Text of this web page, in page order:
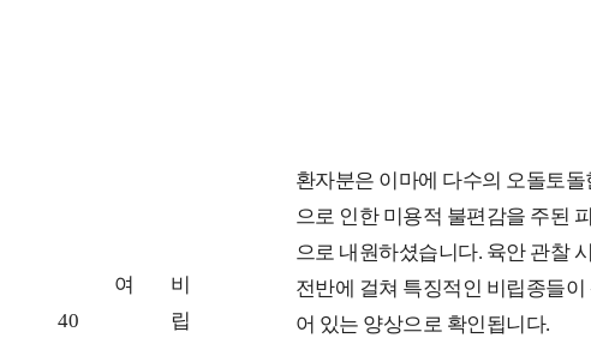
40
여
비
립
환자분은 이마에 다수의 오돌토돌
으로 인한 미용적 불편감을 주된
으로 내원하셨습니다. 육안 관찰
전반에 걸쳐 특징적인 비립종들이
어 있는 양상으로 확인됩니다.